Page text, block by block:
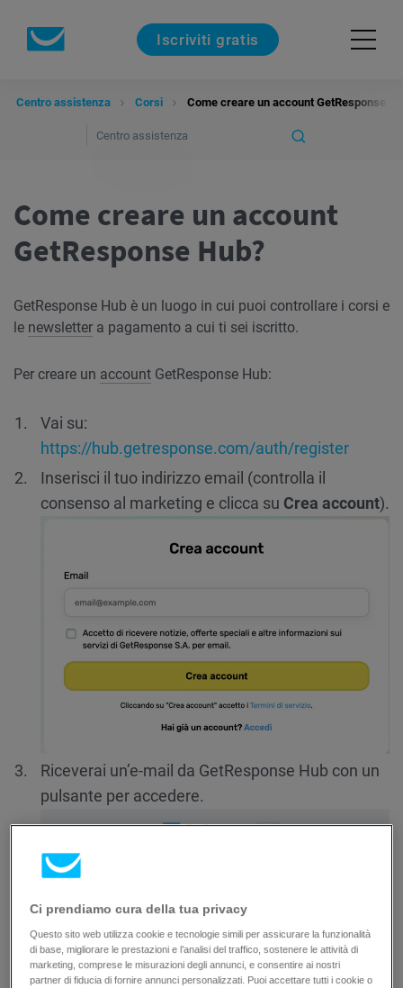
Iscriviti gratis
Centro assistenza Corsi Come creare un account GetResponse
Come creare un account
GetResponse Hub?
GetResponse Hub è un luogo in cui puoi controllare i corsi e
le newsletter a pagamento a cui ti sei iscritto.
Per creare un account GetResponse Hub:
Vai su:
https://hub.getresponse.com/auth/register
Inserisci il tuo indirizzo email (controlla il
consenso al marketing e clicca su Crea account).
Riceverai un’e-mail da GetResponse Hub con un
pulsante per accedere.
Ci prendiamo cura della tua privacy
Questo sito web utilizza cookie e tecnologie simili per assicurare la funzionalità
di base, migliorare le prestazioni e l’analisi del traffico, sostenere le attività di
marketing, comprese le misurazioni degli annunci, e consentire ai nostri
partner di fiducia di fornire annunci personalizzati. Puoi accettare tutti i cookie o